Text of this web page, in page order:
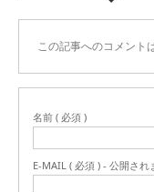
この記事へのコメント
名前 ( 必須 )
E-MAIL ( 必須 ) - 公開され